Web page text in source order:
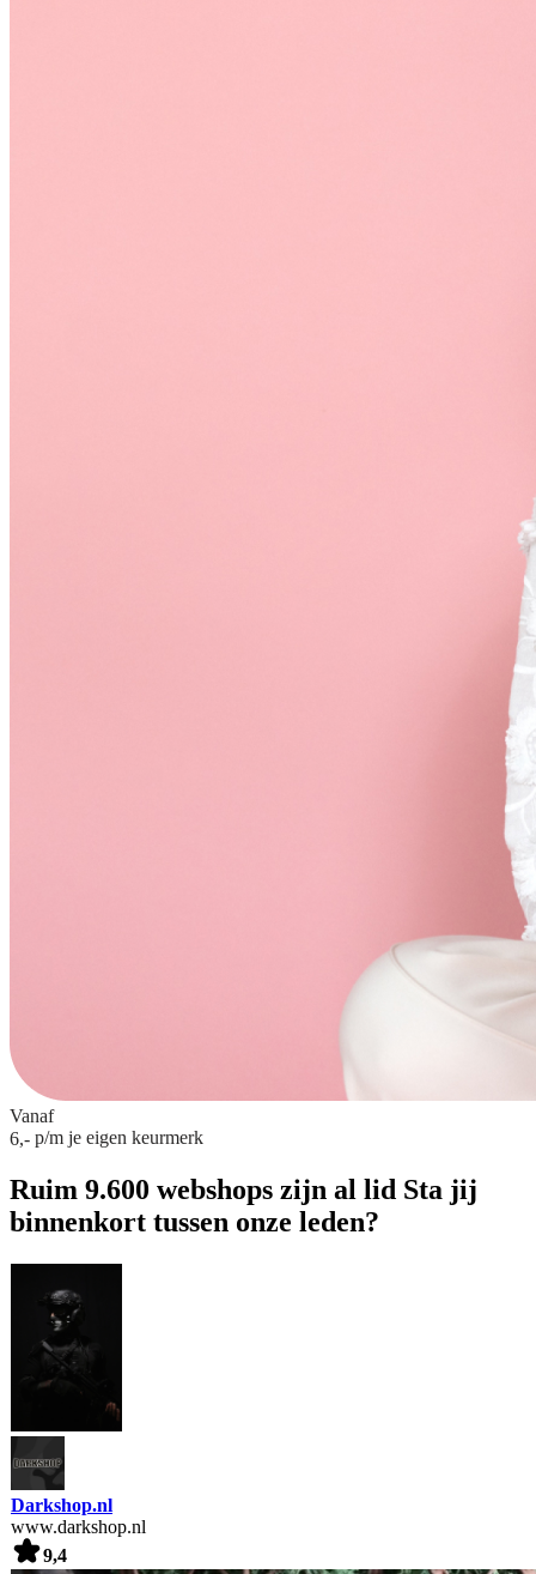
Vanaf
6,- p/m je eigen keurmerk
Ruim 9.600 webshops zijn al lid Sta jij
binnenkort tussen onze leden?
Darkshop.nl
www.darkshop.nl
9,4